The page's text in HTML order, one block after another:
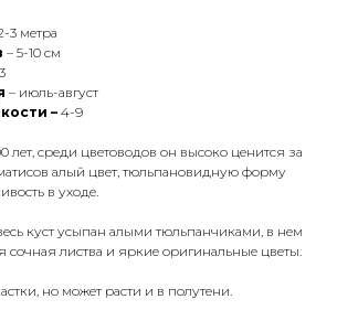
3 метра
– 5-10 см
– июль-август
– 4-9
лет, среди цветоводов он высоко ценится за
алый цвет, тюльпановидную форму
в уходе.
куст усыпан алыми тюльпанчиками, в нем
сочная листва и яркие оригинальные цветы.
но может расти и в полутени.